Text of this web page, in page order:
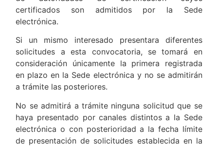
certificados son admitidos por la Sede
electrónica.
Si un mismo interesado presentara diferentes
solicitudes a esta convocatoria, se tomará en
consideración únicamente la primera registrada
en plazo en la Sede electrónica y no se admitirán
a trámite las posteriores.
No se admitirá a trámite ninguna solicitud que se
haya presentado por canales distintos a la Sede
electrónica o con posterioridad a la fecha límite
de presentación de solicitudes establecida en la